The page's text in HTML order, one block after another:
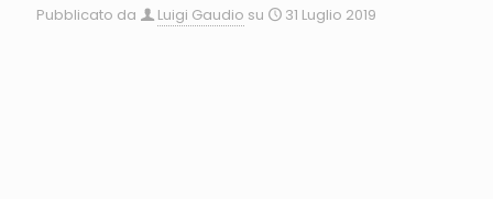
Pubblicato da Luigi Gaudio su 31 Luglio 2019